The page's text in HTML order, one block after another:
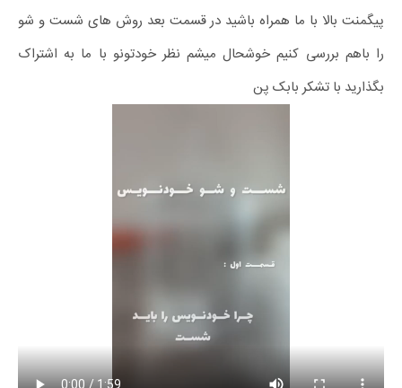
پیگمنت بالا با ما همراه باشید در قسمت بعد روش های شست و شو
را باهم بررسی کنیم خوشحال میشم نظر خودتونو با ما به اشتراک
بگذارید با تشکر بابک پن